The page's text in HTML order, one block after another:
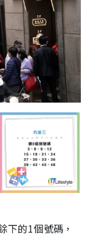
下的1個號碼，